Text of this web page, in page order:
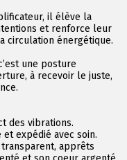
il élève la
et renforce leur
circulation énergétique.
une posture
à recevoir le juste,
des vibrations.
expédié avec soin.
apprêts